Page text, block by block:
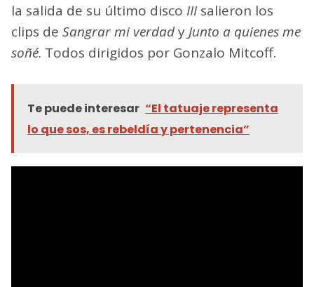
la salida de su último disco III salieron los
clips de Sangrar mi verdady Junto a quienes me
soñé. Todos dirigidos por Gonzalo Mitcoff.
Te puede interesar “El tatuaje representa
lo que sos, es rebeldía y pertenencia”